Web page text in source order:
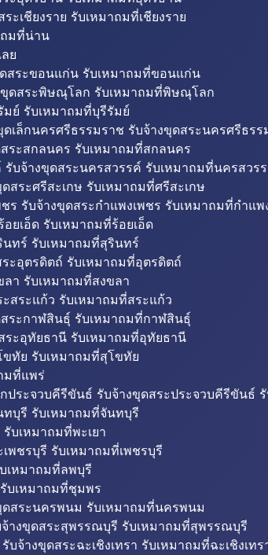
ะเชียงราย รับเหมาถมที่เชียงราย
ถมที่น่าน
ย
สระขอนแก่น รับเหมาถมที่ขอนแก่น
ดสระพิษณุโลก รับเหมาถมที่พิษณุโลก
มย์ รับเหมาถมที่บุรีรัมย์
ล็กนครศรีธรรมราช รับจ้างขุดสระนครศรีธร
ระสกลนคร รับเหมาถมที่สกลนคร
บจ้างขุดสระนครสวรรค์ รับเหมาถมที่นครสวร
สระศรีสะเกษ รับเหมาถมที่ศรีสะเกษ
ร รับจ้างขุดสระกำแพงเพชร รับเหมาถมที่กำแพ
ยเอ็ด รับเหมาถมที่ร้อยเอ็ด
นทร์ รับเหมาถมที่สุรินทร์
ะอุตรดิตถ์ รับเหมาถมที่อุตรดิตถ์
ลา รับเหมาถมที่สงขลา
สระแก้ว รับเหมาถมที่สระแก้ว
ระกาฬสินธุ์ รับเหมาถมที่กาฬสินธุ์
ระอุทัยธานี รับเหมาถมที่อุทัยธานี
ขทัย รับเหมาถมที่สุโขทัย
มที่แพร่
ระจวบคีรีขันธ์ รับจ้างขุดสระประจวบคีรีขันธ์
ทบุรี รับเหมาถมที่จันทบุรี
รับเหมาถมที่พะเยา
พชรบุรี รับเหมาถมที่เพชรบุรี
เหมาถมที่ลพบุรี
บเหมาถมที่ชุมพร
สระนครพนม รับเหมาถมที่นครพนม
างขุดสระสุพรรณบุรี รับเหมาถมที่สุพรรณบุรี
บจ้างขุดสระฉะเชิงเทรา รับเหมาถมที่ฉะเชิงเทร